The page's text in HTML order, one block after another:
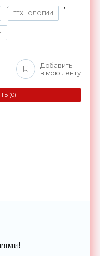
,
ТЕХНОЛОГИИ
,
Добавить
в мою ленту
(0)